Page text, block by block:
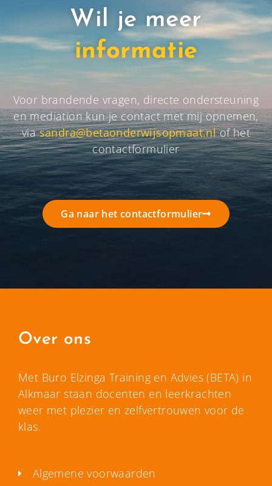
Wil je meer
informatie
Voor brandende vragen, directe ondersteuning
en mediation kun je contact met mij opnemen,
viasandra@betaonderwijsopmaat.nlof het
contactformulier
Ga naar het contactformulier
Over ons
Met Buro Elzinga Training en Advies (BETA) in
Alkmaar staan docenten en leerkrachten
weer met plezier en zelfvertrouwen voor de
klas.
Algemene voorwaarden